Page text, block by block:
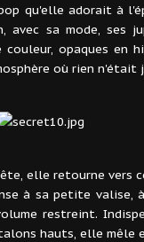
qu'elle adorait à
avec sa mode, ses
opaques en
où rien n'était
elle retourne vers
à sa petite valise,
restreint.
hauts, elle mêle